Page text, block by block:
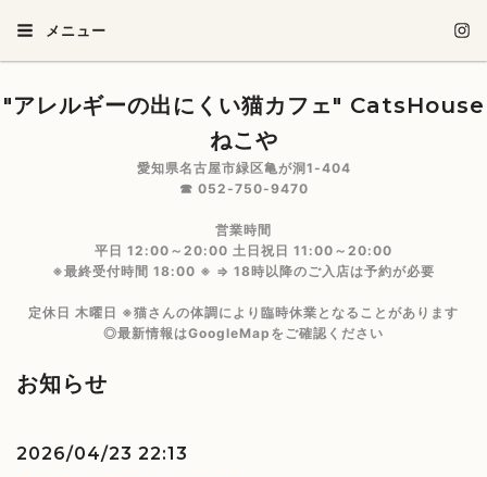
メニュー
"アレルギーの出にくい猫カフェ" CatsHouse
ねこや
愛知県名古屋市緑区亀が洞1-404
☎ 052-750-9470
営業時間
平日 12:00～20:00 土日祝日 11:00～20:00
※最終受付時間 18:00 ※ ⇒ 18時以降のご入店は予約が必要
定休日 木曜日 ※猫さんの体調により臨時休業となることがあります
◎最新情報はGoogleMapをご確認ください
お知らせ
2026/04/23 22:13